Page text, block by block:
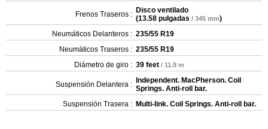
Frenos Traseros : Disco ventilado
(13.58 pulgadas / 345 mm)
Neumáticos Delanteros : 235/55 R19
Neumáticos Traseros : 235/55 R19
Diámetro de giro : 39 feet / 11.9 m
Suspensión Delantera : Independent. MacPherson. Coil
Springs. Anti-roll bar.
Suspensión Trasera : Multi-link. Coil Springs. Anti-roll bar.